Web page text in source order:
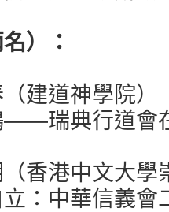
）：
建道神學院）
——瑞典行道會
香港中文大學
：中華信義會